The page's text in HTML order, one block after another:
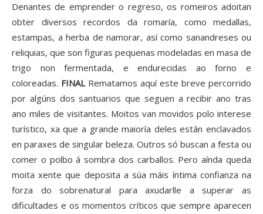
Denantes de emprender o regreso, os romeiros adoitan
obter diversos recordos da romaría, como medallas,
estampas, a herba de namorar, así como sanandreses ou
reliquias, que son figuras pequenas modeladas en masa de
trigo non fermentada, e endurecidas ao forno e
coloreadas. FINAL Rematamos aquí este breve percorrido
por algúns dos santuarios que seguen a recibir ano tras
ano miles de visitantes. Moitos van movidos polo interese
turístico, xa que a grande maioría deles están enclavados
en paraxes de singular beleza. Outros só buscan a festa ou
comer o polbo á sombra dos carballos. Pero aínda queda
moita xente que deposita a súa máis íntima confianza na
forza do sobrenatural para axudarlle a superar as
dificultades e os momentos críticos que sempre aparecen